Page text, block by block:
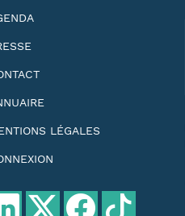
LÉGALES